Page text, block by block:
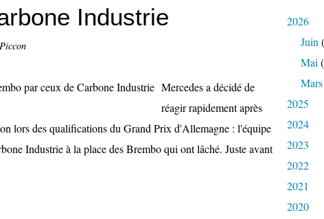
Industrie
Mercedes a décidé de
réagir rapidement après
lors des qualifications du Grand Prix d'Allemagne : l'équipe
Industrie à la place des Brembo qui ont lâché. Juste avant
2026
Juin
Mai
Mars
2025
2024
2023
2022
2021
2020